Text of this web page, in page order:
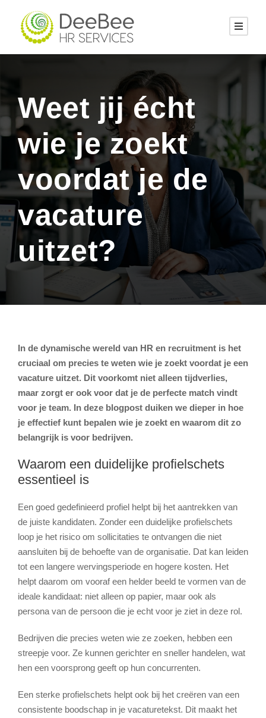
Weet jij écht
wie je zoekt
voordat je de
vacature
uitzet?
In de dynamische wereld van HR en recruitment is het
cruciaal om precies te weten wie je zoekt voordat je een
vacature uitzet. Dit voorkomt niet alleen tijdverlies,
maar zorgt er ook voor dat je de perfecte match vindt
voor je team. In deze blogpost duiken we dieper in hoe
je effectief kunt bepalen wie je zoekt en waarom dit zo
belangrijk is voor bedrijven.
Waarom een duidelijke profielschets
essentieel is
Een goed gedefinieerd profiel helpt bij het aantrekken van
de juiste kandidaten. Zonder een duidelijke profielschets
loop je het risico om sollicitaties te ontvangen die niet
aansluiten bij de behoefte van de organisatie. Dat kan leiden
tot een langere wervingsperiode en hogere kosten. Het
helpt daarom om vooraf een helder beeld te vormen van de
ideale kandidaat: niet alleen op papier, maar ook als
persona van de persoon die je echt voor je ziet in deze rol.
Bedrijven die precies weten wie ze zoeken, hebben een
streepje voor. Ze kunnen gerichter en sneller handelen, wat
hen een voorsprong geeft op hun concurrenten.
Een sterke profielschets helpt ook bij het creëren van een
consistente boodschap in je vacaturetekst. Dit maakt het